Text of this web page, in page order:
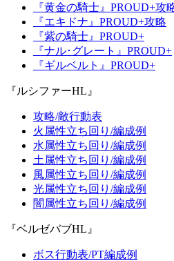
『黄金の騎士』PROUD+攻
『エキドナ』PROUD+攻略
『紫の騎士』PROUD+
『ナル･グレート』PROUD+
『ギルベルト』PROUD+
『ルシファーHL』
攻略/敵行動表
火属性立ち回り/編成例
水属性立ち回り/編成例
土属性立ち回り/編成例
風属性立ち回り/編成例
光属性立ち回り/編成例
闇属性立ち回り/編成例
『ベルゼバブHL』
ボス行動表/PT編成例